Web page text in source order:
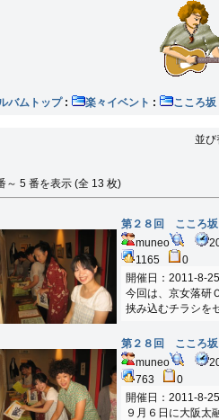
バムトップ: 楽々イベント : こころ
並
～ 5 番を表示 (全 13 枚)
第２８回 こころ坂
muneo
1165
0
開催日：2011-8-25
今回は、京女落研
挟み込むチラシを
第２８回 こころ坂
muneo
763
0
開催日：2011-8-25
９月６日に大阪太